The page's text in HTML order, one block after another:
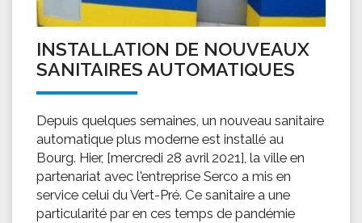
INSTALLATION DE NOUVEAUX
SANITAIRES AUTOMATIQUES
Depuis quelques semaines, un nouveau sanitaire
automatique plus moderne est installé au
Bourg. Hier, [mercredi 28 avril 2021], la ville en
partenariat avec l'entreprise Serco a mis en
service celui du Vert-Pré. Ce sanitaire a une
particularité par en ces temps de pandémie